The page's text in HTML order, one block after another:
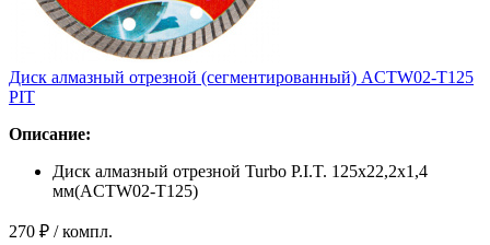
Диск алмазный отрезной (сегментированный) ACTW02-T125
PIT
Описание:
Диск алмазный отрезной Turbo P.I.T. 125x22,2x1,4
мм(ACTW02-T125)
270 ₽ / компл.